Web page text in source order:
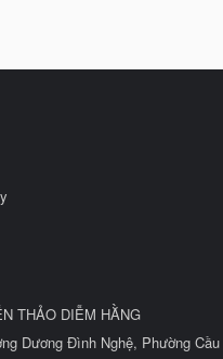
THẢO DIỄM HẰNG
Dương Đình Nghệ, Phường